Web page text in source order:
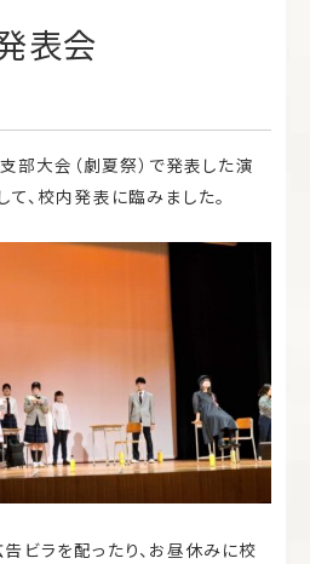
表会
部大会（劇夏祭）で発表した演
、校内発表に臨みました。
ビラを配ったり、お昼休みに校